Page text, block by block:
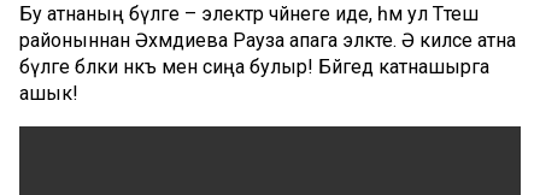
Бу атнаның бүләге – электр чәйнеге иде, һәм ул Тәтеш
районыннан Әхмәдиева Рауза апага эләкте. Ә киләсе атна
бүләге бәлки нәкъ менә сиңа булыр! Бәйгедә катнашырга
ашык!